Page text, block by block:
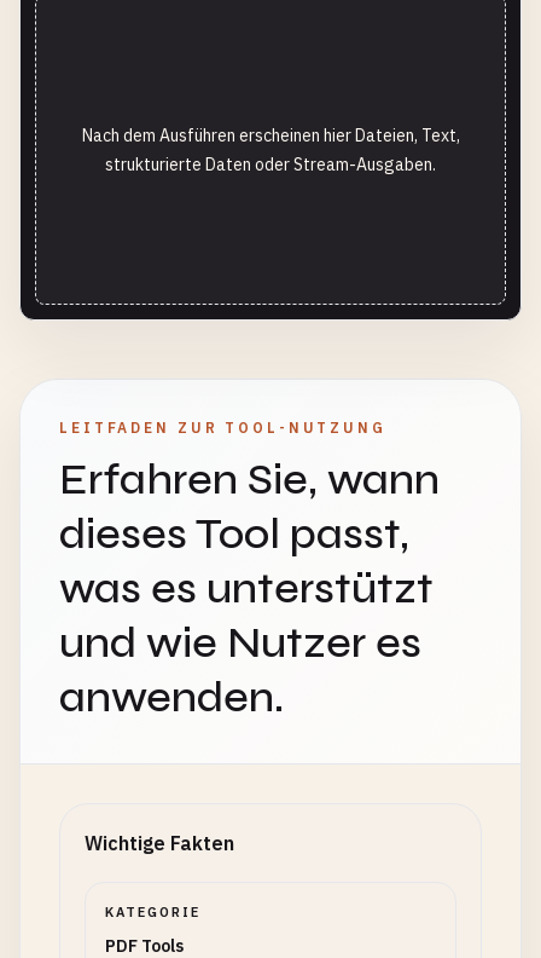
Nach dem Ausführen erscheinen hier Dateien, Text,
strukturierte Daten oder Stream-Ausgaben.
LEITFADEN ZUR TOOL-NUTZUNG
Erfahren Sie, wann
dieses Tool passt,
was es unterstützt
und wie Nutzer es
anwenden.
Wichtige Fakten
KATEGORIE
PDF Tools